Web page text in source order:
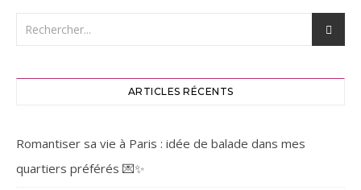
ARTICLES RÉCENTS
Romantiser sa vie à Paris : idée de balade dans mes
quartiers préférés 💌✨